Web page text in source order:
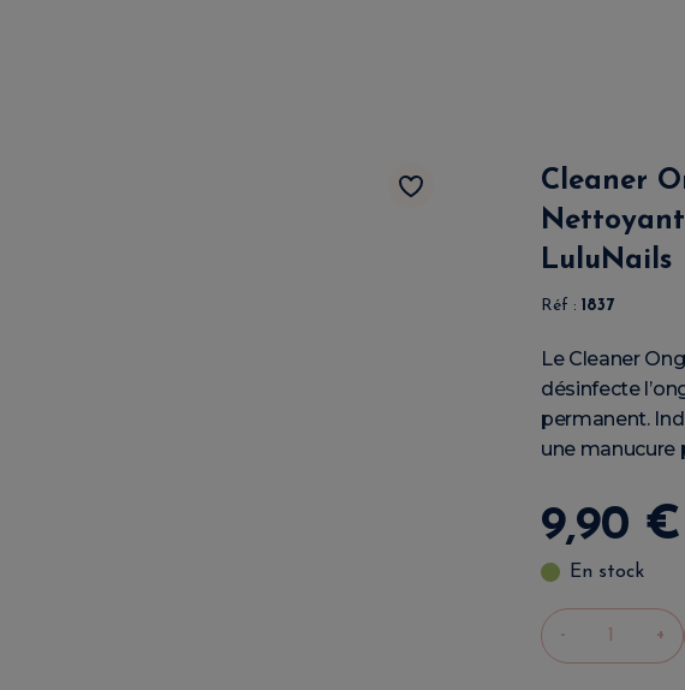
Cleaner
LuluNails
Réf : 1837
Le Cleaner
désinfecte
permanent.
une manucure
9,90 €
En stock
- +